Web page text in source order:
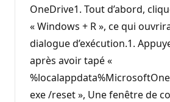
OneDrive1. Tout d’abord,
« Windows + R », ce qui
dialogue d’exécution.1.
après avoir tapé «
exe /reset », Une fenêtre de